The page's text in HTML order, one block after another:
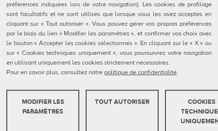
préférences indiquées lors de votre navigation). Les cookies de profilage
sont facultatifs et ne sont utilisés que lorsque vous les avez acceptés en
cliquant sur « Tout autoriser ». Vous pouvez gérer vos propres préférences
par le biais du lien « Modifier les paramètres », et confirmer vos choix avec
le bouton « Accepter les cookies sélectionnés ». En cliquant sur le « X » ou
sur « Cookies techniques uniquement », vous poursuivrez votre navigation
en utilisant uniquement les cookies strictement nécessaires.
Pour en savoir plus, consultez notre politique de confidentialité.
COOKIES TECHNIQUES
COOKIES
TOUT AUTORISER
MODIFIER LES
PARAMÈTRES
Contacts
Formulaires FDS
Politique de confidentialité
Politique en matière de cookies
Configuration des cookies
Rapports De Dénonciation
QubicaAMF Europe spa - Via della Croce Coperta, 15 40128 Bologna, Italy - VAT